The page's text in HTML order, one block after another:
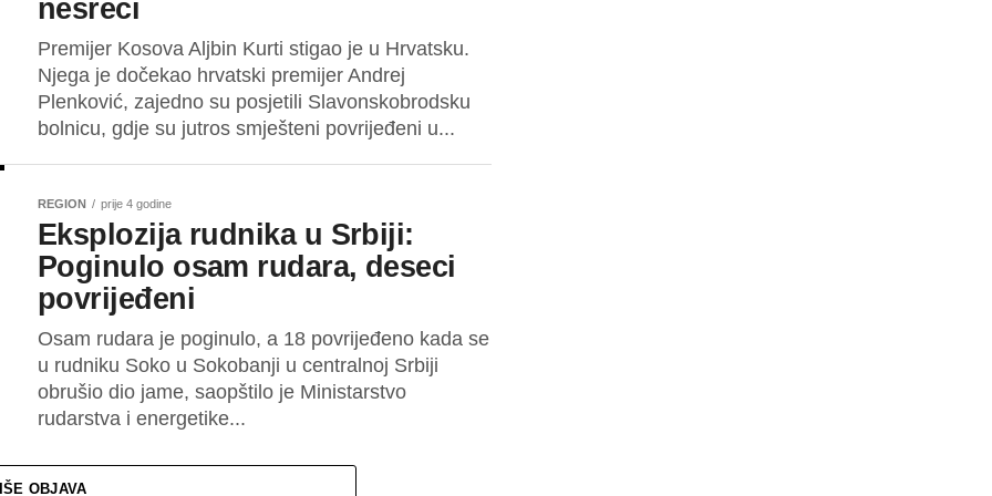
nesreći
Premijer Kosova Aljbin Kurti stigao je u Hrvatsku.
Njega je dočekao hrvatski premijer Andrej
Plenković, zajedno su posjetili Slavonskobrodsku
bolnicu, gdje su jutros smješteni povrijeđeni u...
REGION prije 4 godine
Eksplozija rudnika u Srbiji:
Poginulo osam rudara, deseci
povrijeđeni
Osam rudara je poginulo, a 18 povrijeđeno kada se
u rudniku Soko u Sokobanji u centralnoj Srbiji
obrušio dio jame, saopštilo je Ministarstvo
rudarstva i energetike...
OBJAVA